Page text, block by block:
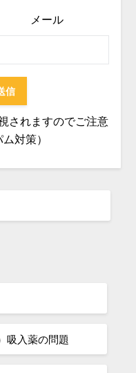
メール
されますのでご注意
対策）
吸入薬の問題